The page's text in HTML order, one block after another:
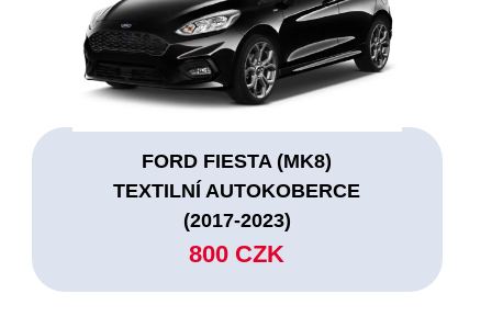
FORD FIESTA (MK8)
TEXTILNÍ AUTOKOBERCE
(2017-2023)
800 CZK